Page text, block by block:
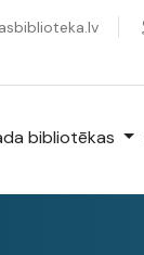
bibliotēkas